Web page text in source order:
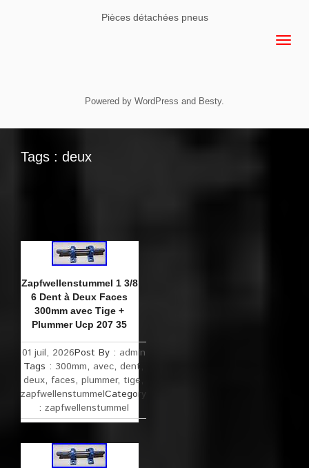
Pièces détachées pneus
Powered by WordPress and Besty.
Tags : deux
Zapfwellenstummel 1 3/8
6 Dent à Deux Faces
300mm avec Tige +
Plummer Ucp 207 35
01 juil, 2026Post By : admin
Tags : 300mm, avec, dent
deux, faces, plummer, tige
zapfwellenstummelCategory
: zapfwellenstummel